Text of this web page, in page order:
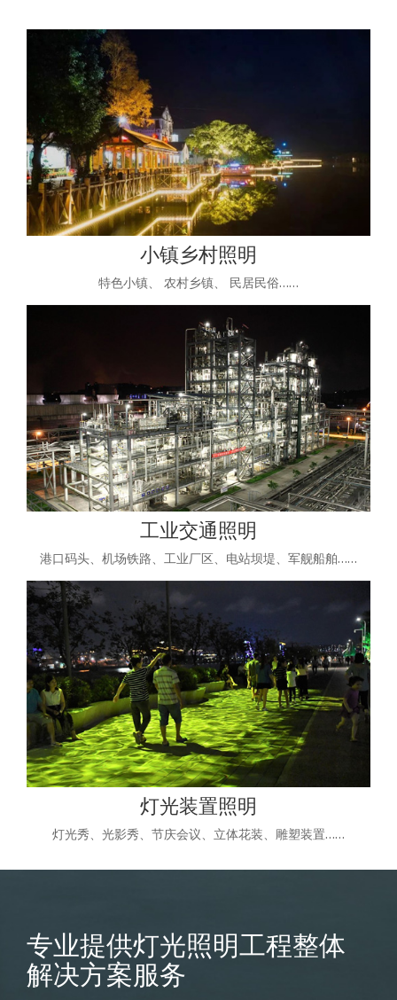
小镇乡村照明
特色小镇、 农村乡镇、 民居民俗……
工业交通照明
港口码头、机场铁路、工业厂区、电站坝堤、军舰船舶……
灯光装置照明
灯光秀、光影秀、节庆会议、立体花装、雕塑装置……
专业提供灯光照明工程整体
解决方案服务